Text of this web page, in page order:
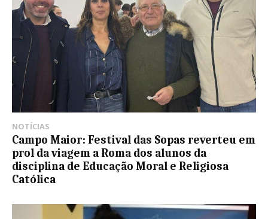
NOTÍCIAS
Campo Maior: Festival das Sopas reverteu em
prol da viagem a Roma dos alunos da
disciplina de Educação Moral e Religiosa
Católica